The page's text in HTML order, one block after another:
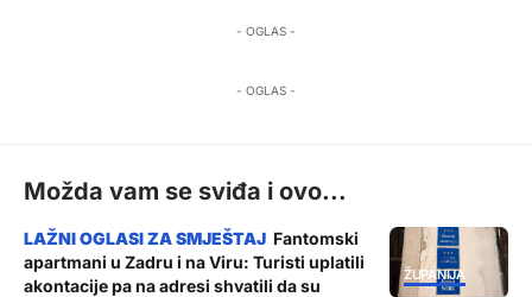
- OGLAS -
- OGLAS -
Možda vam se sviđa i ovo...
ŽUPANIJA
Fantomski
apartmani u Zadru i na Viru: Turisti uplatili
akontacije pa na adresi shvatili da su